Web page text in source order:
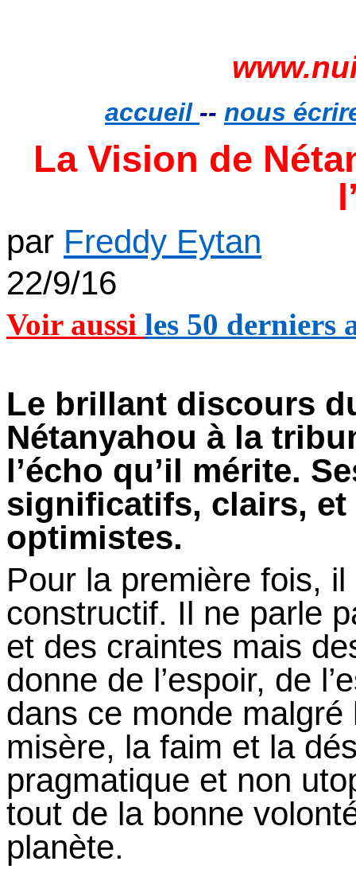
accueil -- nous
La Vision de
par Freddy Eytan
22/9/16
Voir aussi les 50 derniers
Le brillant discours
Nétanyahou à la
l’écho qu’il mérite.
significatifs, clairs,
optimistes.
Pour la première fois, il
constructif. Il ne parle
et des craintes mais
donne de l’espoir, de
dans ce monde
misère, la faim et la
pragmatique et non
tout de la bonne
planète.